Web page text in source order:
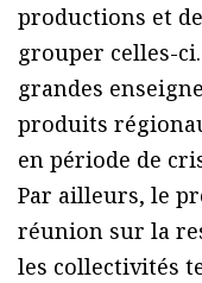
productions et
grouper celles-
grandes
produits
en période de
Par ailleurs, le
réunion sur la
les collectivités